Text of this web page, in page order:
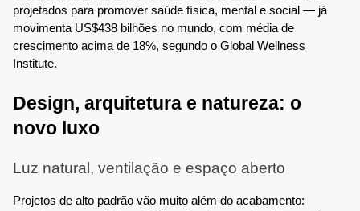
projetados para promover saúde física, mental e social — já
movimenta US$438 bilhões no mundo, com média de
crescimento acima de 18%, segundo o Global Wellness
Institute.
Design, arquitetura e natureza: o
novo luxo
Luz natural, ventilação e espaço aberto
Projetos de alto padrão vão muito além do acabamento: